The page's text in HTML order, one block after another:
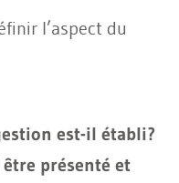
l’aspect du
est-il établi?
présenté et